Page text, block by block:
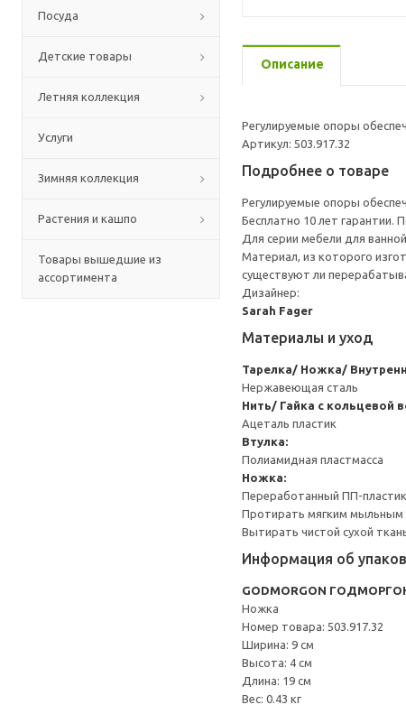
Посуда
Детские товары
Летняя коллекция
Услуги
Зимняя коллекция
Растения и кашпо
Товары вышедшие из
ассортимента
Описание
Регулируемые опоры
Артикул: 503.917.32
Подробнее о товаре
Регулируемые опоры
Бесплатно 10 лет гарантии.
Для серии мебели для
Материал, из которого
существуют ли
Дизайнер:
Sarah Fager
Материалы и уход
Тарелка/ Ножка/
Нержавеющая сталь
Нить/ Гайка с кольцевой
Ацеталь пластик
Втулка:
Полиамидная пластмасса
Ножка:
Переработанный ПП-пластик
Протирать мягким мыльным
Вытирать чистой сухой
Информация об
GODMORGON
Ножка
Номер товара: 503.917.32
Ширина: 9 см
Высота: 4 см
Длина: 19 см
Вес: 0.43 кг